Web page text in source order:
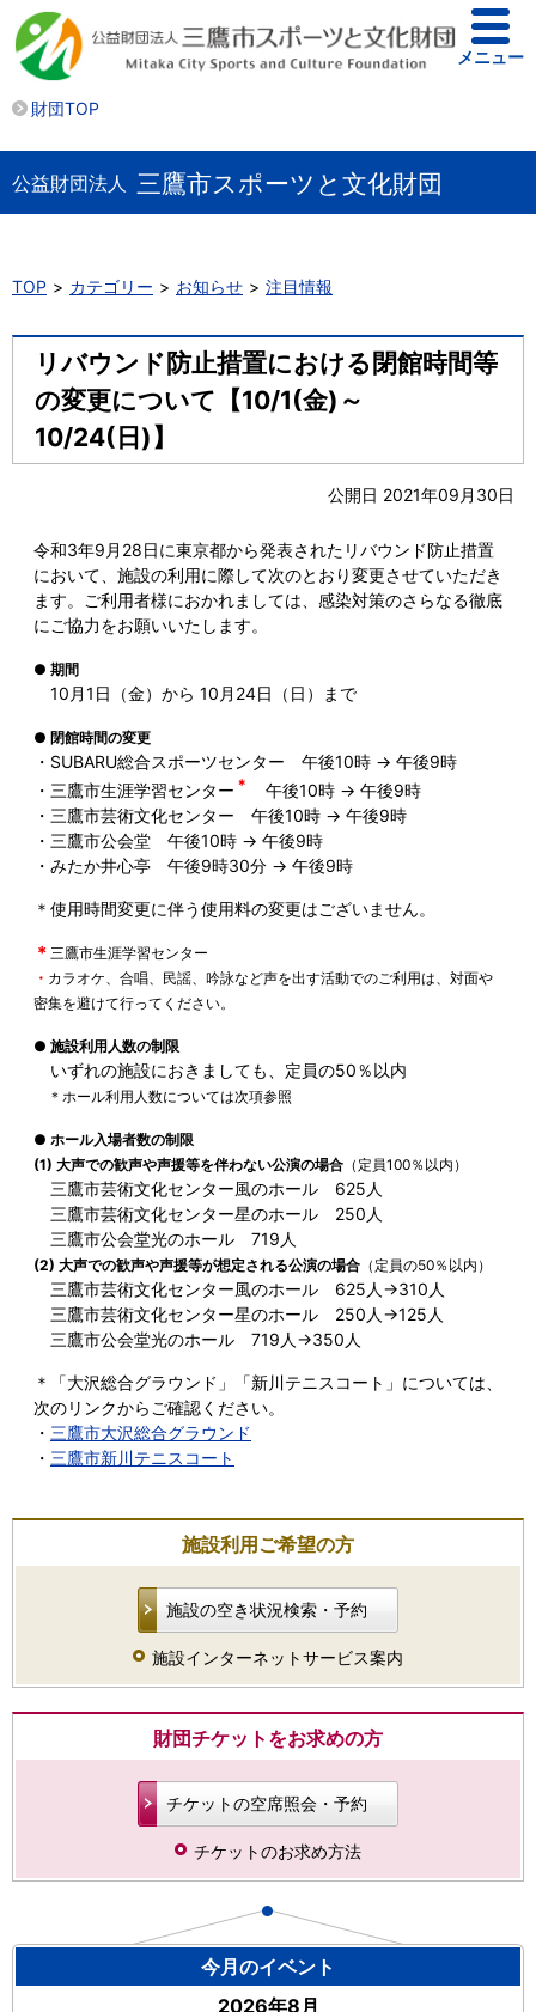
財団TOP
メニュー
公益財団法人 三鷹市スポーツと文化財団
TOP カテゴリー お知らせ 注目情報
リバウンド防止措置における閉館時間等
の変更について【10/1(金)～
10/24(日)】
公開日 2021年09月30日
令和3年9月28日に東京都から発表されたリバウンド防止措置
において、施設の利用に際して次のとおり変更させていただき
ます。ご利用者様におかれましては、感染対策のさらなる徹底
にご協力をお願いいたします。
● 期間
10月1日（金）から 10月24日（日）まで
● 閉館時間の変更
・SUBARU総合スポーツセンター 午後10時 → 午後9時
・三鷹市生涯学習センター ＊
午後10時 → 午後9時
・三鷹市芸術文化センター 午後10時 → 午後9時
・三鷹市公会堂 午後10時 → 午後9時
・みたか井心亭 午後9時30分 → 午後9時
＊使用時間変更に伴う使用料の変更はございません。
＊ 三鷹市生涯学習センター
・ カラオケ、合唱、民謡、吟詠など声を出す活動でのご利用は、対面や
密集を避けて行ってください。
● 施設利用人数の制限
いずれの施設におきましても、定員の50％以内
＊ホール利用人数については次項参照
● ホール入場者数の制限
(1) 大声での歓声や声援等を伴わない公演の場合 （定員100％以内）
三鷹市芸術文化センター風のホール 625人
三鷹市芸術文化センター星のホール 250人
三鷹市公会堂光のホール 719人
(2) 大声での歓声や声援等が想定される公演の場合 （定員の50％以内）
三鷹市芸術文化センター風のホール 625人→310人
三鷹市芸術文化センター星のホール 250人→125人
三鷹市公会堂光のホール 719人→350人
＊「大沢総合グラウンド」「新川テニスコート」については、
次のリンクからご確認ください。
・ 三鷹市大沢総合グラウンド
・ 三鷹市新川テニスコート
施設利用ご希望の方
施設の空き状況検索・予約
施設インターネットサービス案内
財団チケットをお求めの方
チケットの空席照会・予約
チケットのお求め方法
今月のイベント
2026年8月